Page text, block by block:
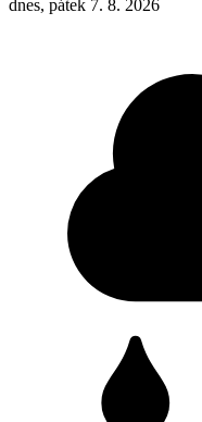
dnes, pátek 7. 8. 2026